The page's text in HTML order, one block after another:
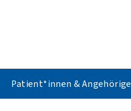
Patient*innen & Angehörige